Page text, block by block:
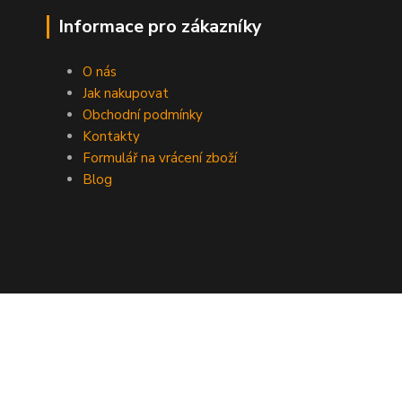
Informace pro zákazníky
O nás
Jak nakupovat
Obchodní podmínky
Kontakty
Formulář na vrácení zboží
Blog